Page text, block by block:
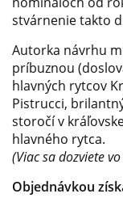
stvárnenietakto
Autorka návrhu
príbuznou
hlavných rytcov
Pistrucci,
storočív
hlavného rytca.
(Viac sadozviete
Objednávkou